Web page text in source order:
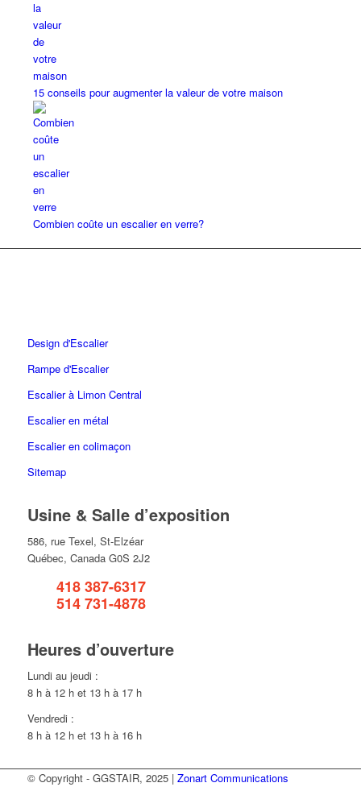
15 conseils pour augmenter la valeur de votre maison
Combien coûte un escalier en verre?
Design d'Escalier
Rampe d'Escalier
Escalier à Limon Central
Escalier en métal
Escalier en colimaçon
Sitemap
Usine & Salle d’exposition
586, rue Texel, St-Elzéar
Québec, Canada G0S 2J2
418 387-6317(Québec)
514 731-4878(Montréal)
Heures d’ouverture
Lundi au jeudi :
8 h à 12 h et 13 h à 17 h
Vendredi :
8 h à 12 h et 13 h à 16 h
© Copyright - GGSTAIR, 2025 | Zonart Communications